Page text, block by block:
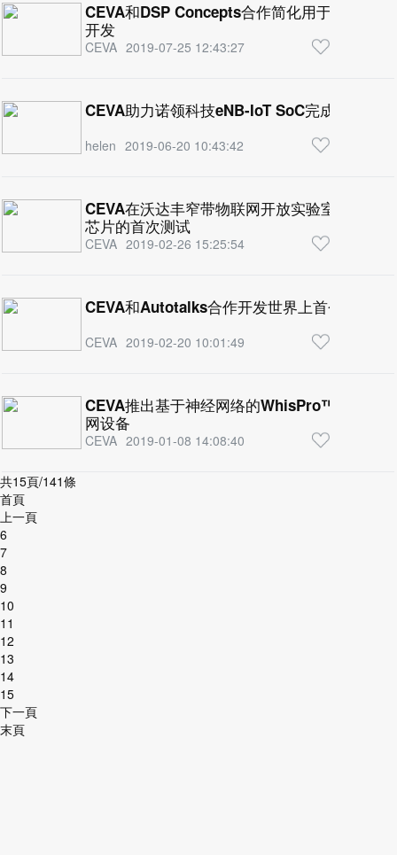
CEVA和DSP Concepts合作简化用于高端声
开发
CEVA 2019-07-25 12:43:27
CEVA助力诺领科技eNB-IoT SoC完成商用
helen 2019-06-20 10:43:42
CEVA在沃达丰窄带物联网开放实验室完成
芯片的首次测试
CEVA 2019-02-26 15:25:54
CEVA和Autotalks合作开发世界上首个全球通
CEVA 2019-02-20 10:01:49
CEVA推出基于神经网络的WhisPro™语音识
网设备
CEVA 2019-01-08 14:08:40
共15頁/141條
首頁
上一頁
6
7
8
9
10
11
12
13
14
15
下一頁
末頁